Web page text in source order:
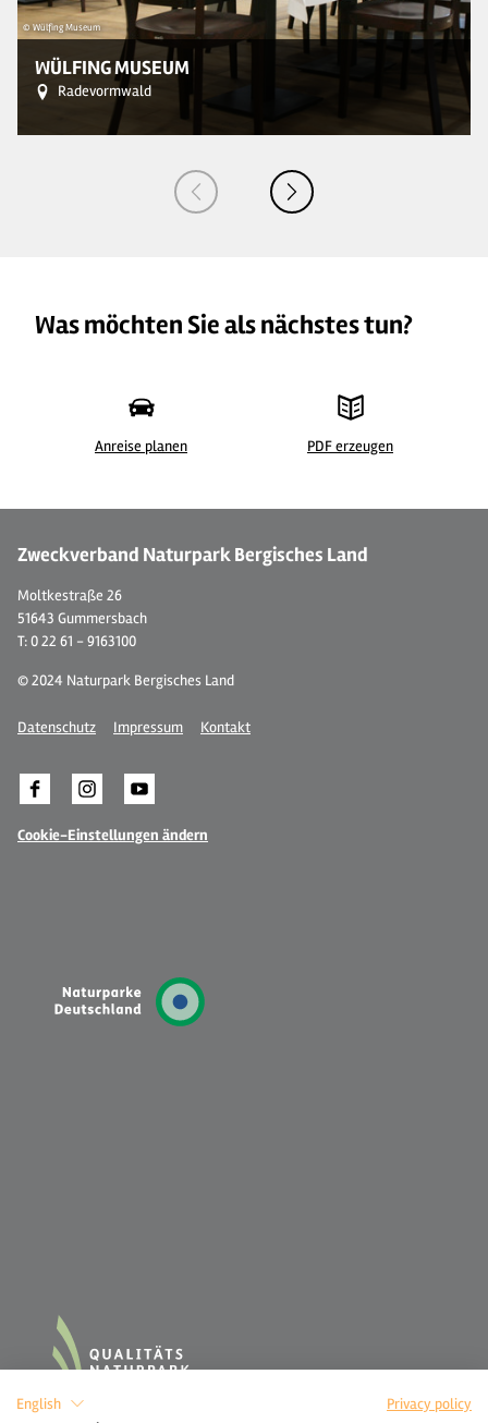
© Wülfing Museum
WÜLFING MUSEUM
Radevormwald
Was möchten Sie als nächstes tun?
Anreise planen PDF erzeugen
Zweckverband Naturpark Bergisches Land
Moltkestraße 26
51643 Gummersbach
T: 0 22 61 - 9163100
© 2024 Naturpark Bergisches Land
Datenschutz Impressum Kontakt
Cookie-Einstellungen ändern
English
Privacy policy